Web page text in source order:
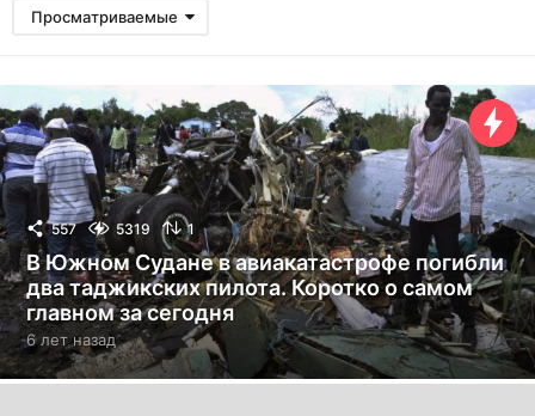
Просматриваемые
557 5319 1
В Южном Судане в авиакатастрофе погибли
два таджикских пилота. Коротко о самом
главном за сегодня
6 лет назад6
л
е